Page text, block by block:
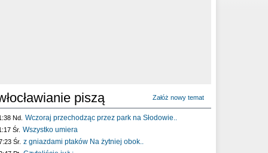
piszą Załóż nowy temat
Nd. Wczoraj przechodząc przez park na Słodowie..
Śr. Wszystko umiera
Śr. z gniazdami ptaków Na żytniej obok..